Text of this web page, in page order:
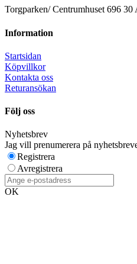
Torgparken/ Centrumhuset 696 30
Information
Startsidan
Köpvillkor
Kontakta oss
Returansökan
Följ oss
Nyhetsbrev
Jag vill prenumerera på
Registrera
Avregistrera
OK